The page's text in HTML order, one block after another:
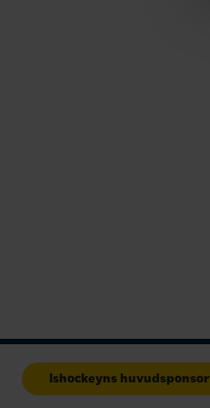
Ishockeyns huvudsponsor